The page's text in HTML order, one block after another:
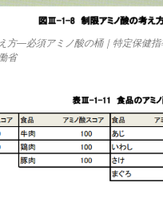
方―必須アミノ酸の桶｜特定保健
省